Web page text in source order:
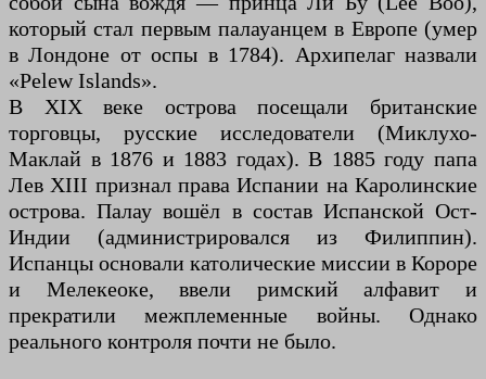
который стал первым палауанцем в Европе (умер
в Лондоне от оспы в 1784). Архипелаг назвали
«Pelew Islands».
В XIX веке острова посещали британские
торговцы, русские исследователи (Миклухо-
Маклай в 1876 и 1883 годах). В 1885 году папа
Лев XIII признал права Испании на Каролинские
острова. Палау вошёл в состав Испанской Ост-
Индии (администрировался из Филиппин).
Испанцы основали католические миссии в Короре
и Мелекеоке, ввели римский алфавит и
прекратили межплеменные войны. Однако
реального контроля почти не было.